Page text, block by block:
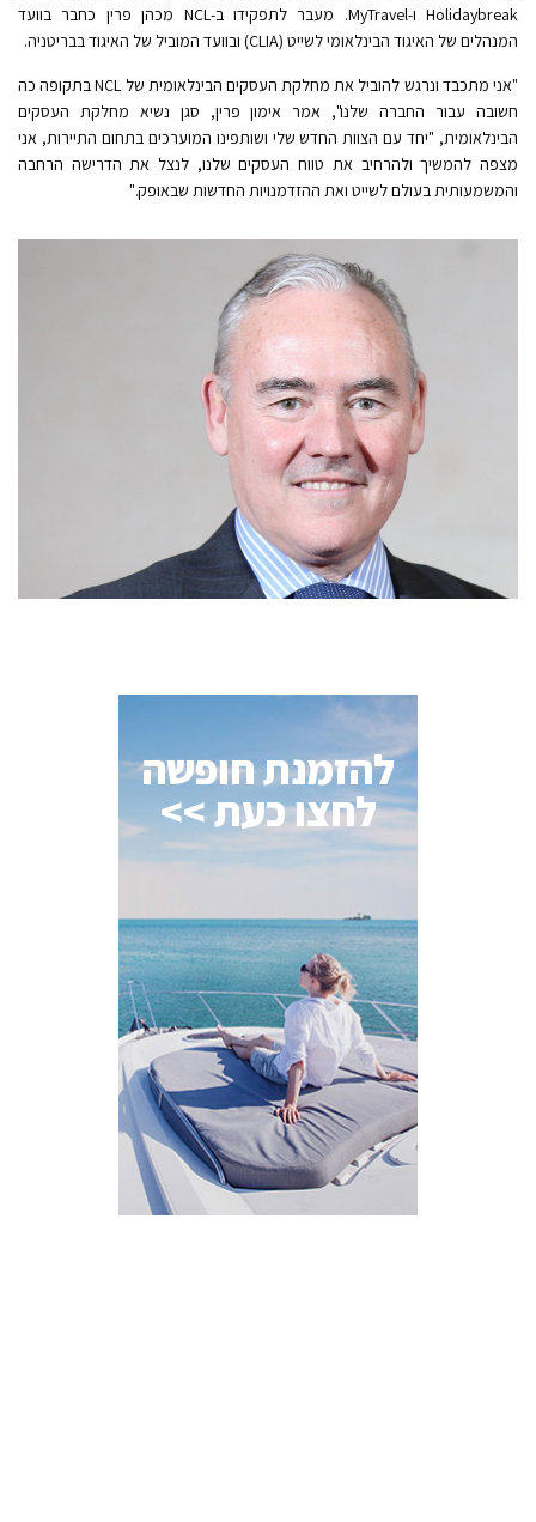
Holidaybreak ו-MyTravel. מעבר לתפקידו ב-NCL מכהן פרין כחבר בוועד
המנהלים של האיגוד הבינלאומי לשייט (CLIA) ובוועד המוביל של האיגוד בבריטניה.
"אני מתכבד ונרגש להוביל את מחלקת העסקים הבינלאומית של NCL בתקופה כה
חשובה עבור החברה שלנו", אמר אימון פרין, סגן נשיא מחלקת העסקים
הבינלאומית, "יחד עם הצוות החדש שלי ושותפינו המוערכים בתחום התיירות, אני
מצפה להמשיך ולהרחיב את טווח העסקים שלנו, לנצל את הדרישה הרחבה
והמשמעותית בעולם לשייט ואת ההזדמנויות החדשות שבאופק."
להזמנת חופשה
לחצו כעת >>
AI Assistant
איך אפשר לעזור?
בחר אחת מהאפשרויות.